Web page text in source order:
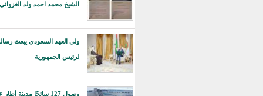
الشيخ محمد احمد ولد الغزواني
ولي العهد السعودي يبعث رسالة خطية
لرئيس الجمهورية
وصول 127 سائحًا مدينة أطار على متن